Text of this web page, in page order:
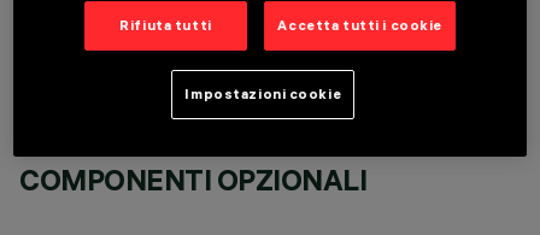
COMPONENTI OPZIONALI
Rifiuta tutti Accetta tutti i cookie
Impostazioni cookie